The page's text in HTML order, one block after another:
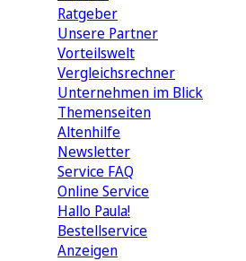
Ratgeber
Unsere Partner
Vorteilswelt
Vergleichsrechner
Unternehmen im Blick
Themenseiten
Altenhilfe
Newsletter
Service FAQ
Online Service
Hallo Paula!
Bestellservice
Anzeigen